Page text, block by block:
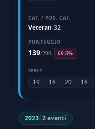
CAT. / POS. CAT.
Veteran/32
PUNTEGGIO
139/200 69.5%
SERIE
19 18 20 18
2023|2 eventi